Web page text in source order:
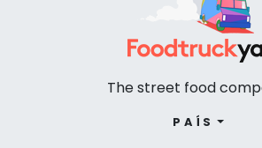
The street food
PAÍS